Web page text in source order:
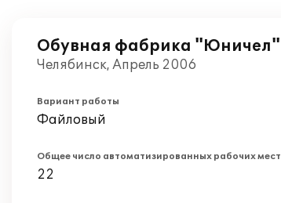
Обувная фабрика "Юничел"
Челябинск, Апрель 2006
Вариант работы
Файловый
Общее число автоматизированных рабочих мест
22